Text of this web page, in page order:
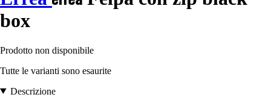
box
Prodotto non disponibile
Tutte le varianti sono esaurite
Descrizione